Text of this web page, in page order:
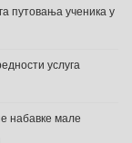
путовања ученика у
услуга
набавке мале